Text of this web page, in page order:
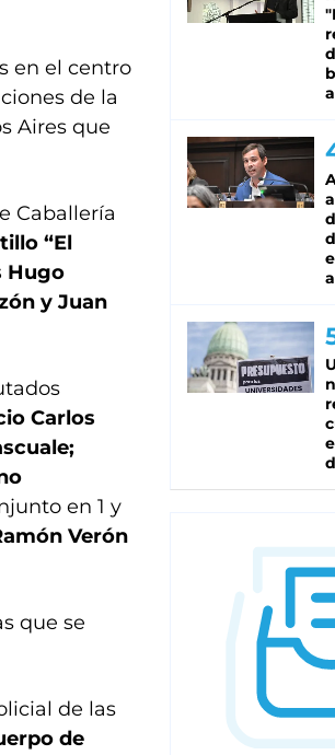
en el centro
de la
Aires que
Caballería
“El
Hugo
y Juan
Carlos
en 1 y
Verón
que se
de las
de